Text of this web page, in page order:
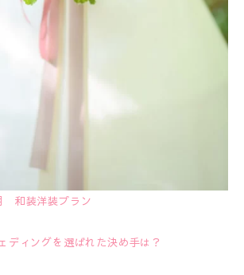
和装洋装プラン
ディングを選ばれた決め手は？